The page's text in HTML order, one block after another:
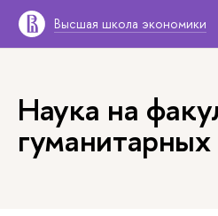
Высшая школа экономики
Наука на
гуманитарных